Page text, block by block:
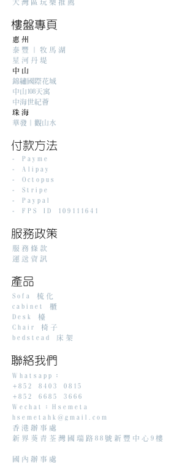
大灣區玩樂推薦
樓盤專頁
惠州
泰豐｜牧馬湖
星河丹堤
中山
錦繡國際花城
中山108天寓
中海世紀薈
珠海
華發｜觀山水
​付款方法
- Payme
- Alipay
- Octopus
- Stripe
- Paypal
- FPS ID 109111641
服務政策
服務條款
​運送資訊
產品
Sofa 梳化
cabinet 櫃
Desk 檯
Chair 椅子
bedstead 床架
聯絡我們
Whatsapp：
+852 8403 0815
+852 6685 3666
Wechat：Hsemeta
hsemetahk@gmail.com
香港辦事處
新界葵青荃灣國瑞路88號新豐中心9樓
國內辦事處